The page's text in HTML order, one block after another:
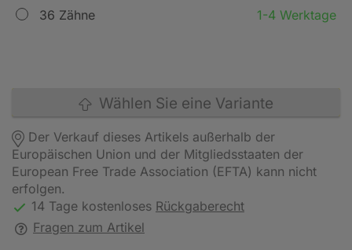
36 Zähne
1-4 Werktage
Wählen Sie eine Variante
Der Verkauf dieses Artikels außerhalb der
Europäischen Union und der Mitgliedsstaaten der
European Free Trade Association (EFTA) kann nicht
erfolgen.
14 Tage kostenloses Rückgaberecht
Fragen zum Artikel